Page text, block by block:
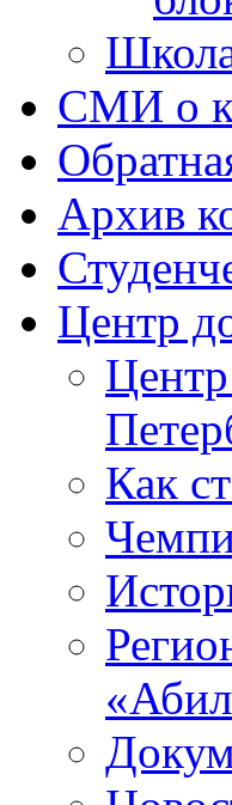
СМИ о
Архив
Центр
Как